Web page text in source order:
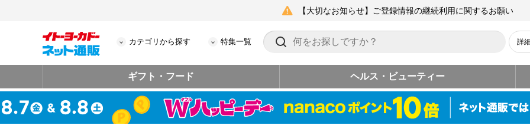
【大切なお知らせ】ご登録情報の継続利用に関するお願い
カテゴリから探す 特集一覧 詳
ギフト・フード ヘルス・ビューティー